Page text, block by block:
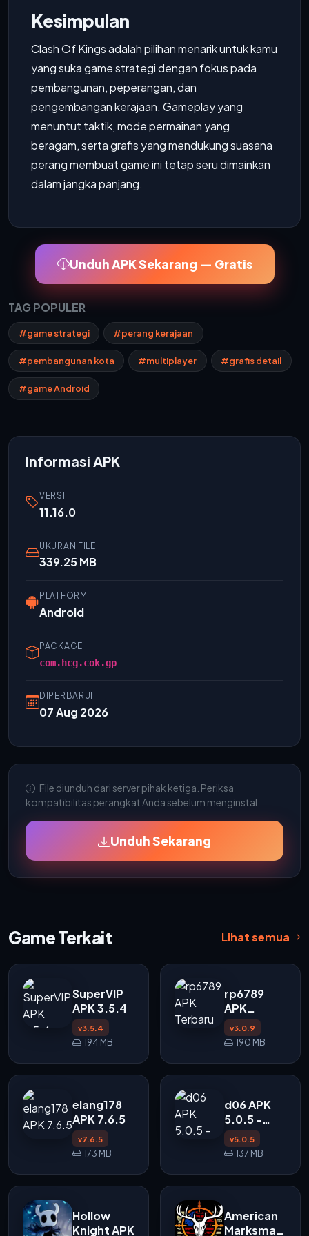
Kesimpulan
Clash Of Kings adalah pilihan menarik untuk kamu
yang suka game strategi dengan fokus pada
pembangunan, peperangan, dan
pengembangan kerajaan. Gameplay yang
menuntut taktik, mode permainan yang
beragam, serta grafis yang mendukung suasana
perang membuat game ini tetap seru dimainkan
dalam jangka panjang.
Unduh APK Sekarang — Gratis
TAG POPULER
#game strategi #perang kerajaan
#pembangunan kota #multiplayer #grafis detail
#game Android
Informasi APK
VERSI
11.16.0
UKURAN FILE
339.25 MB
PLATFORM
Android
PACKAGE
com.hcg.cok.gp
DIPERBARUI
07 Aug 2026
File diunduh dari server pihak ketiga. Periksa
kompatibilitas perangkat Anda sebelum menginstal.
Unduh Sekarang
Game Terkait Lihat semua
SuperVIP
APK 3.5.4
v3.5.4
194 MB
rp6789
APK
Terbaru
3.0.9
v3.0.9
190 MB
elang178
APK 7.6.5
v7.6.5
173 MB
d06 APK
5.0.5 -
Game Slot
Seru
Bonus
v5.0.5
137 MB
Hollow
Knight APK
American
Marksman